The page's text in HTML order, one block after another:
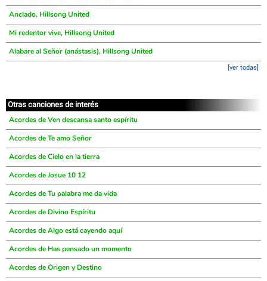
Anclado, Hillsong United
Mi redentor vive, Hillsong United
Alabare al Señor (anástasis), Hillsong United
[ver todas]
Otras canciones de interés
Acordes de Ven descansa santo espíritu
Acordes de Te amo Señor
Acordes de Cielo en la tierra
Acordes de Josue 10 12
Acordes de Tu palabra me da vida
Acordes de Divino Espíritu
Acordes de Algo está cayendo aquí
Acordes de Has pensado un momento
Acordes de Origen y Destino